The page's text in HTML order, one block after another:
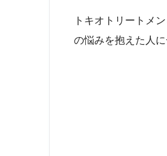
トキオトリートメ
の悩みを抱えた人